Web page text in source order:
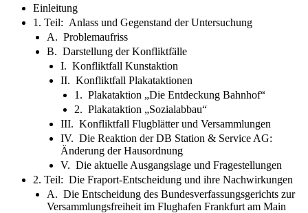
Einleitung
1. Teil: Anlass und Gegenstand der Untersuchung
A. Problemaufriss
B. Darstellung der Konfliktfälle
I. Konfliktfall Kunstaktion
II. Konfliktfall Plakataktionen
1. Plakataktion „Die Entdeckung Bahnhof“
2. Plakataktion „Sozialabbau“
III. Konfliktfall Flugblätter und Versammlungen
IV. Die Reaktion der DB Station & Service AG:
Änderung der Hausordnung
V. Die aktuelle Ausgangslage und Fragestellungen
2. Teil: Die Fraport-Entscheidung und ihre Nachwirkungen
A. Die Entscheidung des Bundesverfassungsgerichts zur
Versammlungsfreiheit im Flughafen Frankfurt am Main